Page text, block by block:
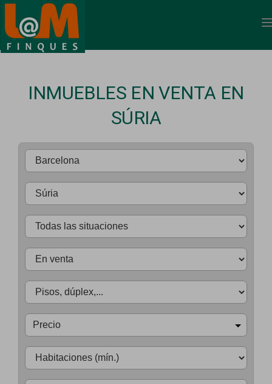
INMUEBLES EN VENTA EN
SÚRIA
Precio